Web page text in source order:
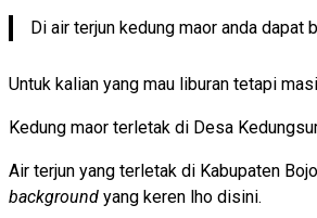
Di air terjun kedung maor anda
Untuk kalian yang mau liburan tetapi
Kedung maor terletak di Desa
Air terjun yang terletak di Kabupaten
background yang keren lho disini.